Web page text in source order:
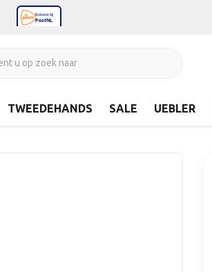
TWEEDEHANDS SALE UEBLER